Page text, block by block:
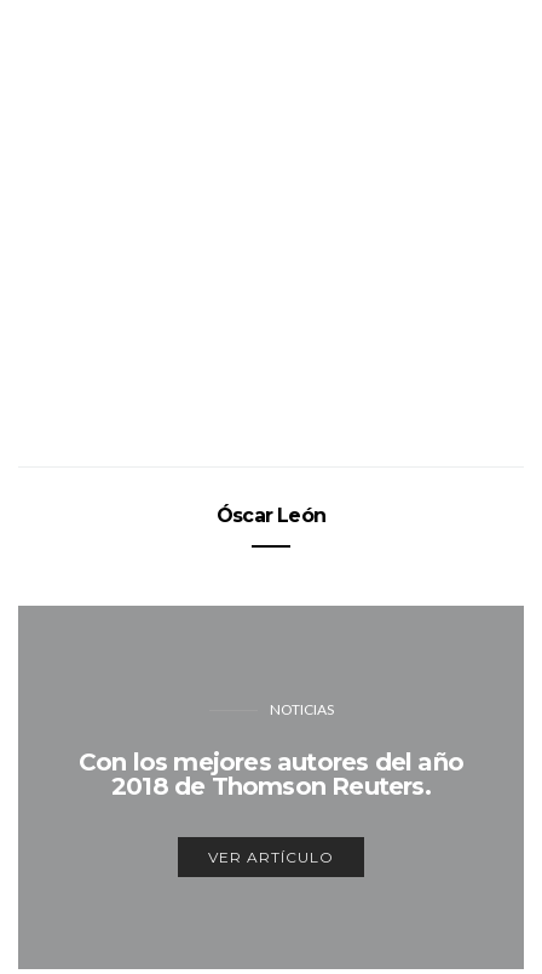
Óscar León
NOTICIAS
Con los mejores autores del año
2018 de Thomson Reuters.
VER ARTÍCULO